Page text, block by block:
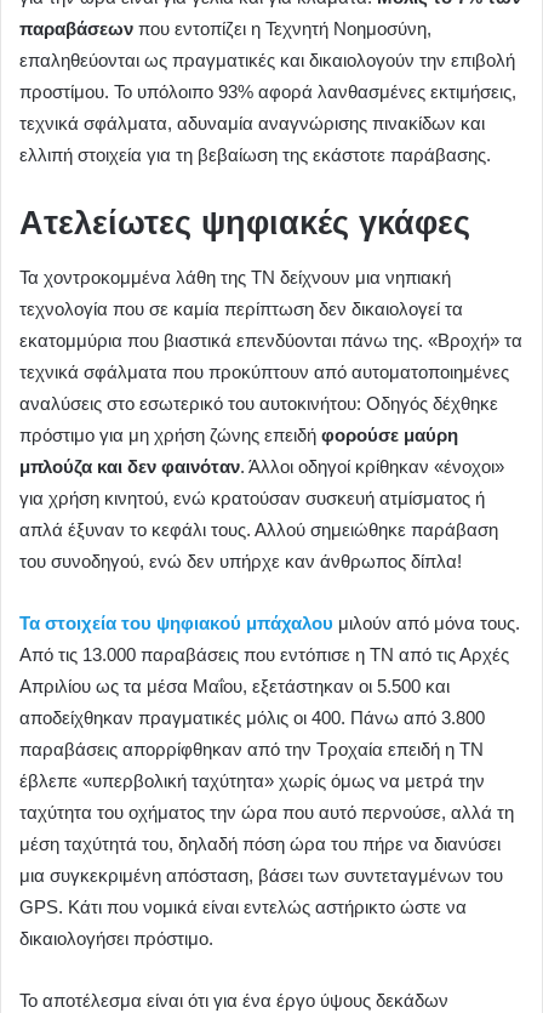
παραβάσεων που εντοπίζει η Τεχνητή Νοημοσύνη,
επαληθεύονται ως πραγματικές και δικαιολογούν την επιβολή
προστίμου. Το υπόλοιπο 93% αφορά λανθασμένες εκτιμήσεις,
τεχνικά σφάλματα, αδυναμία αναγνώρισης πινακίδων και
ελλιπή στοιχεία για τη βεβαίωση της εκάστοτε παράβασης.
Ατελείωτες ψηφιακές γκάφες
Τα χοντροκομμένα λάθη της ΤΝ δείχνουν μια νηπιακή
τεχνολογία που σε καμία περίπτωση δεν δικαιολογεί τα
εκατομμύρια που βιαστικά επενδύονται πάνω της. «Βροχή» τα
τεχνικά σφάλματα που προκύπτουν από αυτοματοποιημένες
αναλύσεις στο εσωτερικό του αυτοκινήτου: Οδηγός δέχθηκε
πρόστιμο για μη χρήση ζώνης επειδή φορούσε μαύρη
μπλούζα και δεν φαινόταν. Άλλοι οδηγοί κρίθηκαν «ένοχοι»
για χρήση κινητού, ενώ κρατούσαν συσκευή ατμίσματος ή
απλά έξυναν το κεφάλι τους. Αλλού σημειώθηκε παράβαση
του συνοδηγού, ενώ δεν υπήρχε καν άνθρωπος δίπλα!
Τα στοιχεία του ψηφιακού μπάχαλου μιλούν από μόνα τους.
Από τις 13.000 παραβάσεις που εντόπισε η ΤΝ από τις Αρχές
Απριλίου ως τα μέσα Μαΐου, εξετάστηκαν οι 5.500 και
αποδείχθηκαν πραγματικές μόλις οι 400. Πάνω από 3.800
παραβάσεις απορρίφθηκαν από την Τροχαία επειδή η ΤΝ
έβλεπε «υπερβολική ταχύτητα» χωρίς όμως να μετρά την
ταχύτητα του οχήματος την ώρα που αυτό περνούσε, αλλά τη
μέση ταχύτητά του, δηλαδή πόση ώρα του πήρε να διανύσει
μια συγκεκριμένη απόσταση, βάσει των συντεταγμένων του
GPS. Κάτι που νομικά είναι εντελώς αστήρικτο ώστε να
δικαιολογήσει πρόστιμο.
Το αποτέλεσμα είναι ότι για ένα έργο ύψους δεκάδων